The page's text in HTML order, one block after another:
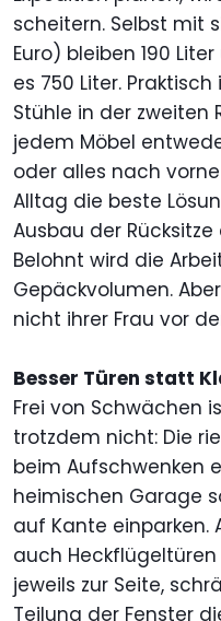
scheitern. Selbst mit
Euro) bleiben 190
es 750 Liter.
Stühle in der zweiten
jedem Möbel
oder alles nach
Alltag die beste
Ausbau der
Belohnt wird die
Gepäckvolumen.
nicht ihrer Frau vor
Besser Türen statt
Frei von Schwächen
trotzdem nicht: Die
beim Aufschwenken
heimischen Garage
auf Kante einparken.
auch
jeweils zur Seite,
Teilung der Fenster